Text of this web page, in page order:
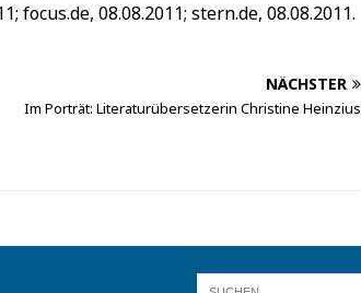
focus.de, 08.08.2011; stern.de, 08.08.2011.
NÄCHSTER
Im Porträt: Literaturübersetzerin Christine Heinzius